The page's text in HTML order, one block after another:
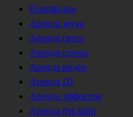
Портфолио
Аренда звука
Аренда света
Аренда сцены
Аренда видео
Аренда DJ
Аренда эффектов
Аренда бэклайн